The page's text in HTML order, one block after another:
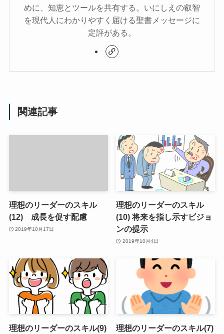
めに、知恵とツールを共有する。いにしえの叡智
を現代人にわかりやすく届ける聖書メッセージに
定評がある。
関連記事
理想のリーダーのスキル
(12) 成長を促す配慮
2019年10月17日
理想のリーダーのスキル
(10) 将来を指し示すビジョ
ンの提示
2019年10月4日
理想のリーダーのスキル(9)
理想のリーダーのスキル(7)